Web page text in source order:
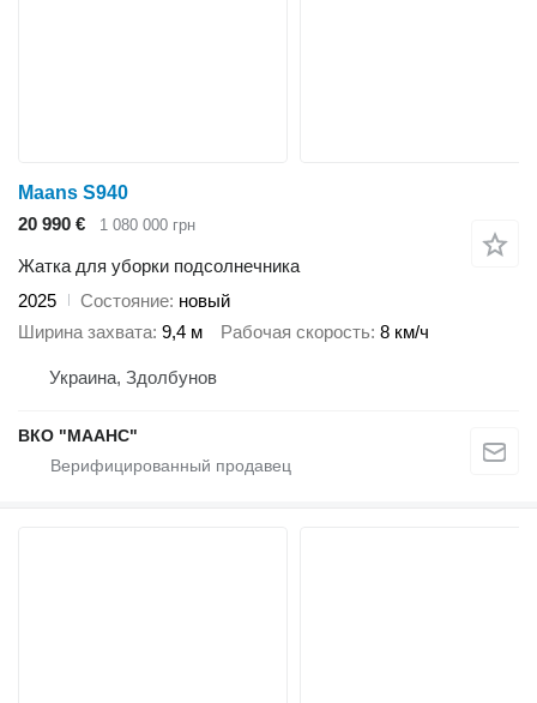
Maans S940
20 990 €
1 080 000 грн
Жатка для уборки подсолнечника
2025
Состояние новый
Ширина захвата 9,4 м Рабочая скорость 8 км/ч
Украина, Здолбунов
ВКО "МААНС"